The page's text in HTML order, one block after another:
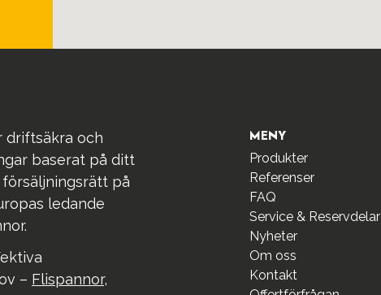
driftsäkra och
baserat på ditt
försäljningsrätt på
ledande
– Flispannor,
MENY
Produkter
Referenser
FAQ
Service & Reservdelar
Nyheter
Om oss
Kontakt